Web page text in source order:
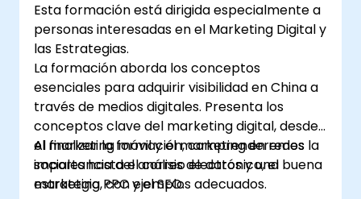
Esta formación está dirigida especialmente a
personas interesadas en el Marketing Digital y
las Estrategias.
La formación aborda los conceptos
esenciales para adquirir visibilidad en China a
través de medios digitales. Presenta los
conceptos clave del marketing digital, desde
el marketing móvil y el marketing en redes
sociales hasta el correo electrónico, el
marketing PPC y el SEO.
Al finalizar la formación, comprenderemos la
importancia del análisis de datos y una buena
estrategia, con ejemplos adecuados.